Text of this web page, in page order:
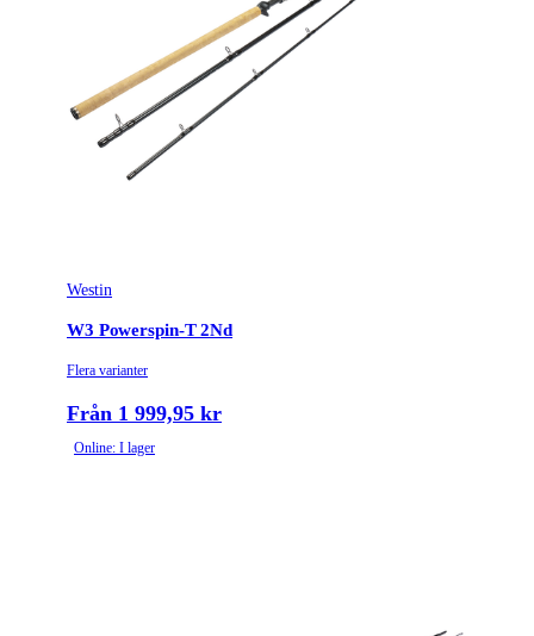
Westin
W3 Powerspin-T 2Nd
Flera varianter
Från 1 999,95 kr
Online: I lager